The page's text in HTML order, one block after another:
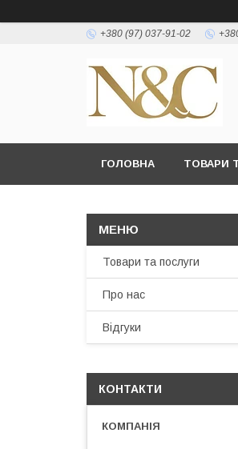
+380 (97) 037-91-02
ГОЛОВНА ТОВАРИ
Товари та послуги
Про нас
Відгуки
КОНТАКТИ